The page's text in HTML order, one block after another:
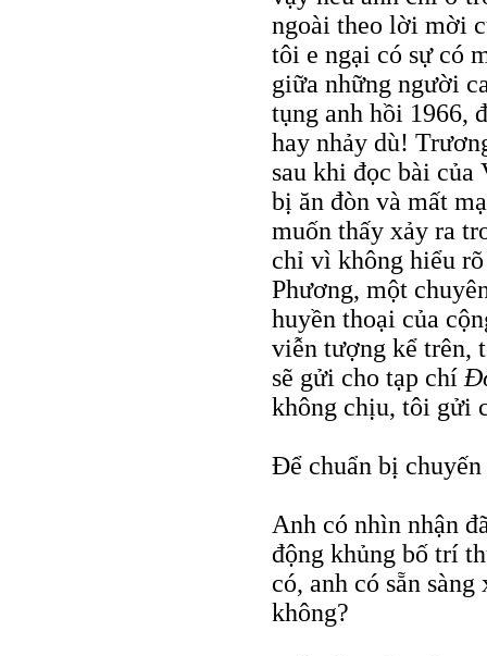
ngoài theo lời mời
tôi e ngại có sự có
giữa những người
tụng anh hồi 1966,
hay nhảy dù!
sau khi đọc bài của
bị ăn đòn và mất
muốn thấy xảy ra
chỉ vì không hiểu
Phương, một
huyền thoại của
viễn tượng kể trên,
sẽ gửi cho tạp chí
không chịu, tôi gửi
Để chuẩn bị
Anh có nhìn nhận
động khủng bố trí
có, anh có sẵn
không?